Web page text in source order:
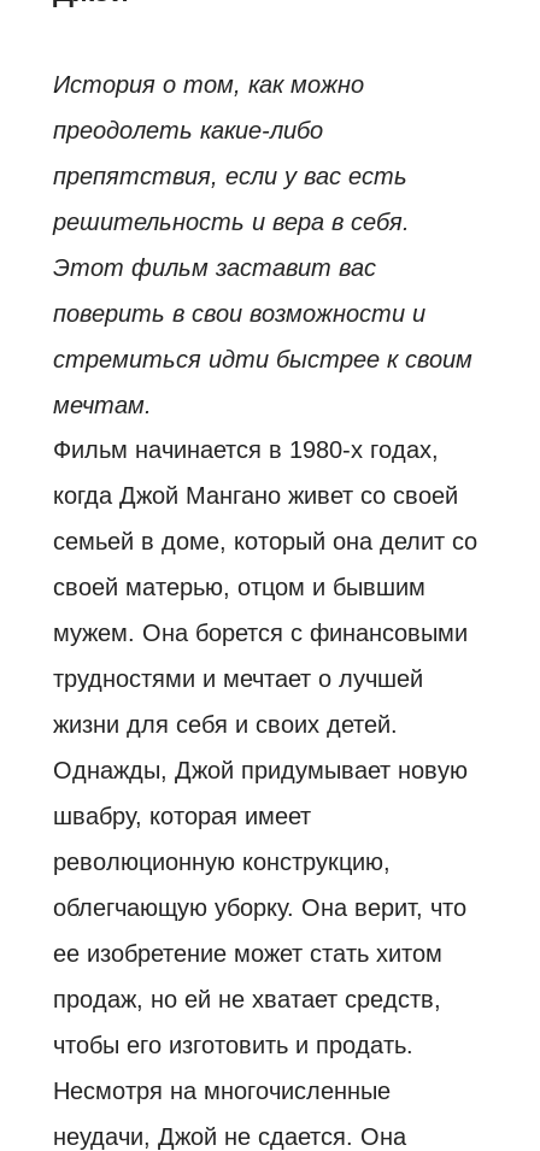
История о том, как можно
преодолеть какие-либо
препятствия, если у вас есть
решительность и вера в себя.
Этот фильм заставит вас
поверить в свои возможности и
стремиться идти быстрее к своим
мечтам.
Фильм начинается в 1980-х годах,
когда Джой Мангано живет со своей
семьей в доме, который она делит со
своей матерью, отцом и бывшим
мужем. Она борется с финансовыми
трудностями и мечтает о лучшей
жизни для себя и своих детей.
Однажды, Джой придумывает новую
швабру, которая имеет
революционную конструкцию,
облегчающую уборку. Она верит, что
ее изобретение может стать хитом
продаж, но ей не хватает средств,
чтобы его изготовить и продать.
Несмотря на многочисленные
неудачи, Джой не сдается. Она